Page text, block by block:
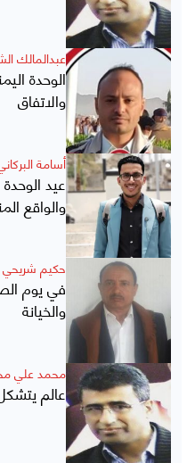
عبدالمالك
الوحدة
والاتفاق
أسامة
عيد
والواقع
حكيم شريحي
في يوم
والخيانة
محمد علي
عالم